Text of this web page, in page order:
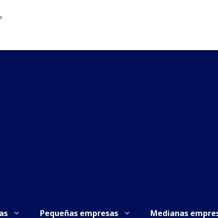
Pequeñas empresas Medianas